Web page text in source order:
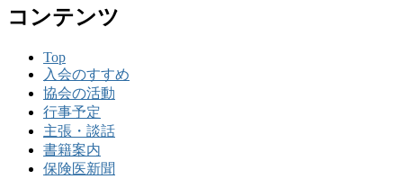
コンテンツ
Top
入会のすすめ
協会の活動
行事予定
主張・談話
書籍案内
保険医新聞